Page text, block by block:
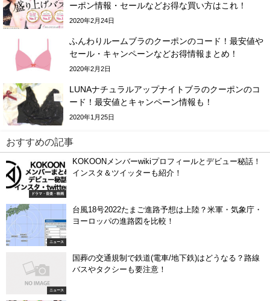
ーポン情報・セールなどお得な買い方はこれ！
2020年2月24日
ふんわりルームブラのクーポンのコード！最安値や
セール・キャンペーンなどお得情報まとめ！
2020年2月2日
LUNAナチュラルアップナイトブラのクーポンのコ
ード！最安値とキャンペーン情報も！
2020年1月25日
おすすめの記事
ドラマ・音楽・映画
KOKOONメンバーwikiプロフィールとデビュー秘話！
インスタ＆ツイッターも紹介！
ニュース
台風18号2022たまご進路予想は上陸？米軍・気象庁・
ヨーロッパの進路図を比較！
ニュース
国葬の交通規制で鉄道(電車/地下鉄)はどうなる？路線
バスやタクシーも要注意！